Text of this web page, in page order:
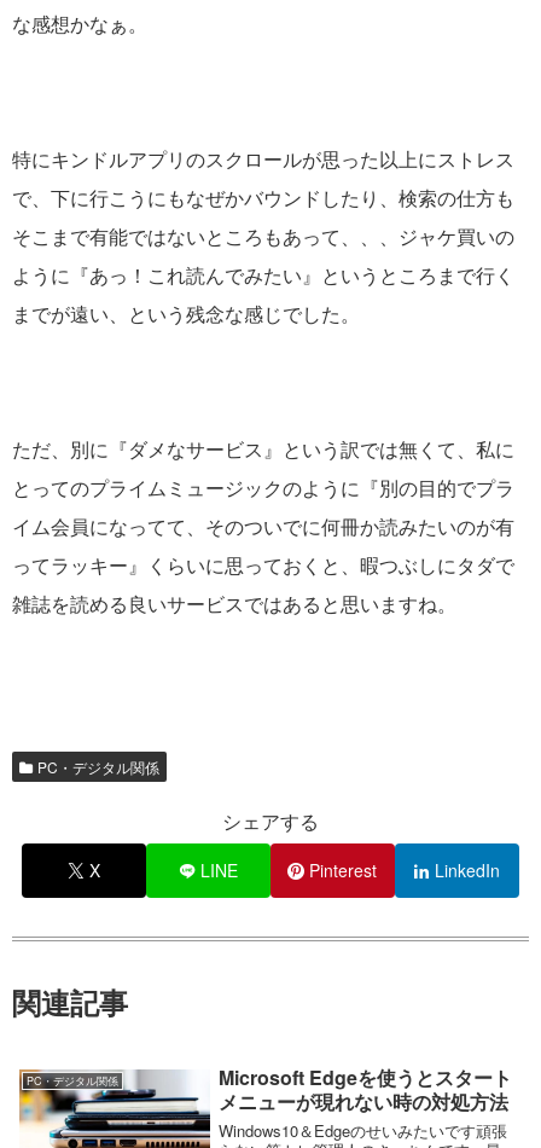
な感想かなぁ。
特にキンドルアプリのスクロールが思った以上にストレス
で、下に行こうにもなぜかバウンドしたり、検索の仕方も
そこまで有能ではないところもあって、、、ジャケ買いの
ように『あっ！これ読んでみたい』というところまで行く
までが遠い、という残念な感じでした。
ただ、別に『ダメなサービス』という訳では無くて、私に
とってのプライムミュージックのように『別の目的でプラ
イム会員になってて、そのついでに何冊か読みたいのが有
ってラッキー』くらいに思っておくと、暇つぶしにタダで
雑誌を読める良いサービスではあると思いますね。
PC・デジタル関係
シェアする
X LINE Pinterest LinkedIn
関連記事
PC・デジタル関係
Microsoft Edgeを使うとスタート
メニューが現れない時の対処方法
Windows10＆Edgeのせいみたいです頑張